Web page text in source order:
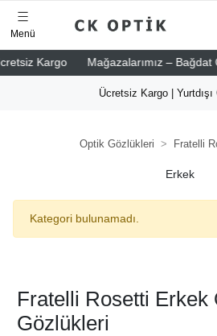
Kargo Mağazalarımız – Bağdat
Menü
Ücretsiz Kargo | Yurtdışı
Optik Gözlükleri Fratelli
Erkek
Kategori bulunamadı.
Fratelli Rosetti Erkek
Gözlükleri